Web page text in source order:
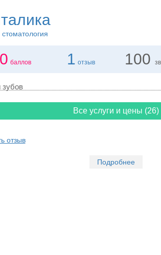
стоматология
баллов 1 отзыв 100
зубов
Все услуги и цены (26)
отзыв
Подробнее